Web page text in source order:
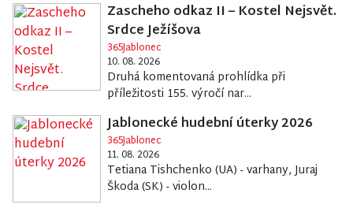
Zascheho odkaz II – Kostel Nejsvět.
Srdce Ježíšova
365Jablonec
10. 08. 2026
Druhá komentovaná prohlídka při
příležitosti 155. výročí nar...
Jablonecké hudební úterky 2026
365Jablonec
11. 08. 2026
Tetiana Tishchenko (UA) - varhany, Juraj
Škoda (SK) - violon...